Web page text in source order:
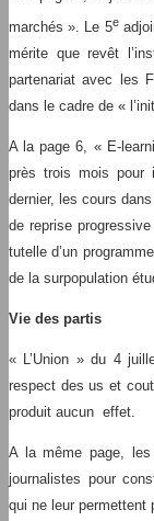
marchés ». Le 5e
mérite que revêt
partenariat avec les
dans le cadre de «
A la page 6, « E-
près trois mois pour
dernier, les cours
de reprise
tutelle d’un
de la surpopulation
Vie des partis
« L’Union » du 4
respect des us et
produit aucun effet.
A la même page, les
journalistes pour
qui ne leur permettent